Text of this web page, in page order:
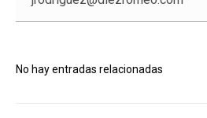
No hay entradas relacionadas